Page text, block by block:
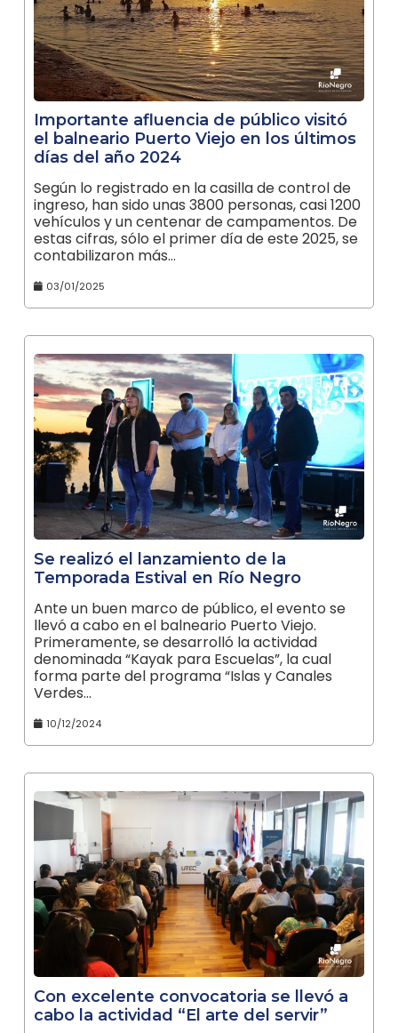
Importante afluencia de público visitó
el balneario Puerto Viejo en los últimos
días del año 2024
Según lo registrado en la casilla de control de
ingreso, han sido unas 3800 personas, casi 1200
vehículos y un centenar de campamentos. De
estas cifras, sólo el primer día de este 2025, se
contabilizaron más…
03/01/2025
Se realizó el lanzamiento de la
Temporada Estival en Río Negro
Ante un buen marco de público, el evento se
llevó a cabo en el balneario Puerto Viejo.
Primeramente, se desarrolló la actividad
denominada “Kayak para Escuelas”, la cual
forma parte del programa “Islas y Canales
Verdes…
10/12/2024
Con excelente convocatoria se llevó a
cabo la actividad “El arte del servir”